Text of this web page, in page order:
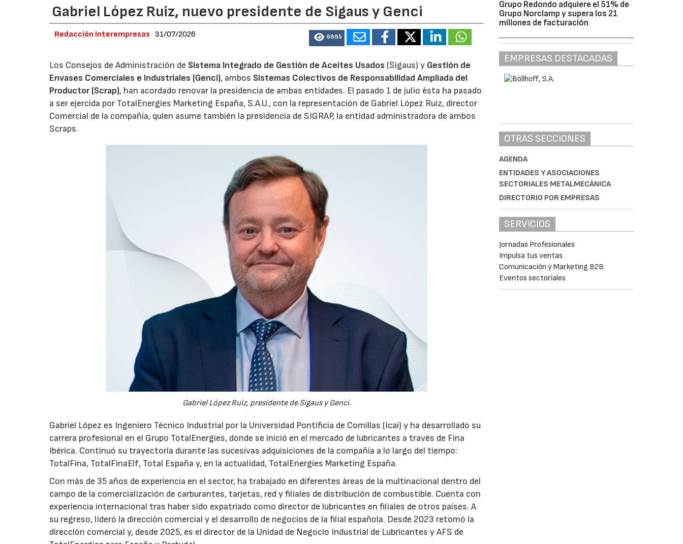
Gabriel López Ruiz, nuevo presidente de Sigaus y Genci
Redacción Interempresas 31/07/2026 6885
Los Consejos de Administración de Sistema Integrado de Gestión de Aceites Usados (Sigaus) y Gestión de
Envases Comerciales e Industriales (Genci), ambos Sistemas Colectivos de Responsabilidad Ampliada del
Productor (Scrap), han acordado renovar la presidencia de ambas entidades. El pasado 1 de julio ésta ha pasado
a ser ejercida por TotalEnergies Marketing España, S.A.U., con la representación de Gabriel López Ruiz, director
Comercial de la compañía, quien asume también la presidencia de SIGRAP, la entidad administradora de ambos
Scraps.
Gabriel López Ruiz, presidente de Sigaus y Genci.
Gabriel López es Ingeniero Técnico Industrial por la Universidad Pontificia de Comillas (Icai) y ha desarrollado su
carrera profesional en el Grupo TotalEnergies, donde se inició en el mercado de lubricantes a través de Fina
Ibérica. Continuó su trayectoria durante las sucesivas adquisiciones de la compañía a lo largo del tiempo:
TotalFina, TotalFinaElf, Total España y, en la actualidad, TotalEnergies Marketing España.
Con más de 35 años de experiencia en el sector, ha trabajado en diferentes áreas de la multinacional dentro del
campo de la comercialización de carburantes, tarjetas, red y filiales de distribución de combustible. Cuenta con
experiencia internacional tras haber sido expatriado como director de lubricantes en filiales de otros países. A
su regreso, lideró la dirección comercial y el desarrollo de negocios de la filial española. Desde 2023 retomó la
dirección comercial y, desde 2025, es el director de la Unidad de Negocio Industrial de Lubricantes y AFS de
Grupo Redondo adquiere el 51% de
Grupo Norclamp y supera los 21
millones de facturación
EMPRESAS DESTACADAS
OTRAS SECCIONES
AGENDA
ENTIDADES Y ASOCIACIONES
SECTORIALES METALMECÁNICA
DIRECTORIO POR EMPRESAS
SERVICIOS
Jornadas Profesionales
Impulsa tus ventas
Comunicación y Marketing B2B
Eventos sectoriales